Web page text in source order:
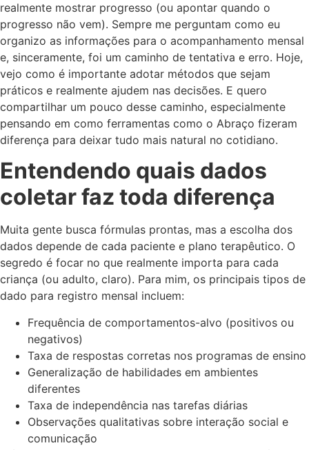
realmente mostrar progresso (ou apontar quando o
progresso não vem). Sempre me perguntam como eu
organizo as informações para o acompanhamento mensal
e, sinceramente, foi um caminho de tentativa e erro. Hoje,
vejo como é importante adotar métodos que sejam
práticos e realmente ajudem nas decisões. E quero
compartilhar um pouco desse caminho, especialmente
pensando em como ferramentas como o Abraço fizeram
diferença para deixar tudo mais natural no cotidiano.
Entendendo quais dados
coletar faz toda diferença
Muita gente busca fórmulas prontas, mas a escolha dos
dados depende de cada paciente e plano terapêutico. O
segredo é focar no que realmente importa para cada
criança (ou adulto, claro). Para mim, os principais tipos de
dado para registro mensal incluem:
Frequência de comportamentos-alvo (positivos ou
negativos)
Taxa de respostas corretas nos programas de ensino
Generalização de habilidades em ambientes
diferentes
Taxa de independência nas tarefas diárias
Observações qualitativas sobre interação social e
comunicação